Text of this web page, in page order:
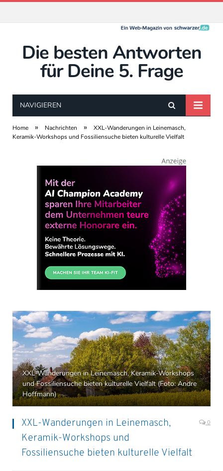
Die besten Antworten
für Deine 5. Frage
NAVIGIEREN
Home » Nachrichten »
XXL-Wanderungen in Leinemasch,
Keramik-Workshops und Fossiliensuche bieten kulturelle Vielfalt
XXL-Wanderungen in Leinemasch, Keramik-Workshops
und Fossiliensuche bieten kulturelle Vielfalt (Foto: Andre
Hoffmann)
XXL-Wanderungen in Leinemasch,
Keramik-Workshops und
Fossiliensuche bieten kulturelle Vielfalt
0